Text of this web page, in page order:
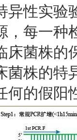
异性实验
，每一种
床菌株的
菌株的特
何的假阳